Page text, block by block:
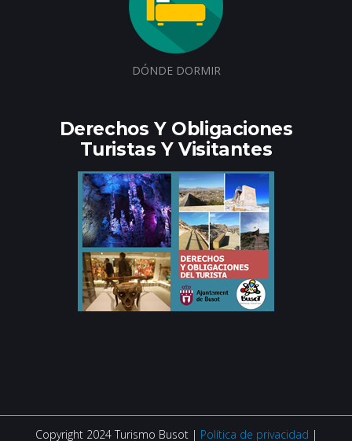
DÓNDE DORMIR
Derechos Y Obligaciones
Turistas Y Visitantes
Copyright 2024 Turismo Busot | Política de privacidad |